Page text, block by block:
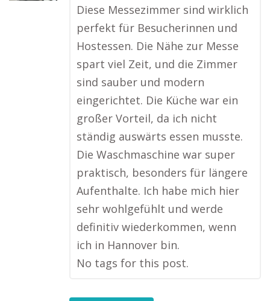
Diese Messezimmer sind wirklich
perfekt für Besucherinnen und
Hostessen. Die Nähe zur Messe
spart viel Zeit, und die Zimmer
sind sauber und modern
eingerichtet. Die Küche war ein
großer Vorteil, da ich nicht
ständig auswärts essen musste.
Die Waschmaschine war super
praktisch, besonders für längere
Aufenthalte. Ich habe mich hier
sehr wohlgefühlt und werde
definitiv wiederkommen, wenn
ich in Hannover bin.
No tags for this post.